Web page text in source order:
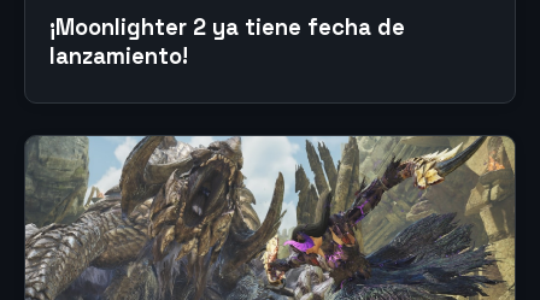
¡Moonlighter 2 ya tiene fecha de
lanzamiento!